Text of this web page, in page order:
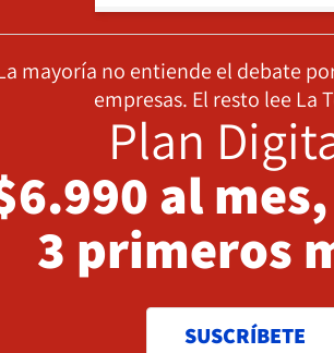
mayoría no entiende el debate
empresas. El resto lee La
Plan
al
3 primeros
SUSCRÍBETE